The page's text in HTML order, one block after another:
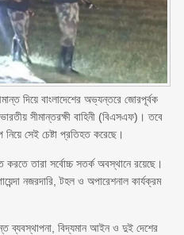
দিয়ে বাংলাদেশের অভ্যন্তরে জোরপূর্বক
সীমান্তরক্ষী বাহিনী (বিএসএফ)। তবে
নিয়ে সেই চেষ্টা প্রতিহত করেছে।
করতে তারা সর্বোচ্চ সতর্ক অবস্থানে রয়েছে।
নজরদারি, টহল ও অপারেশনাল কার্যক্রম
ব্যবস্থাপনা, বিদ্যমান আইন ও দুই দেশের